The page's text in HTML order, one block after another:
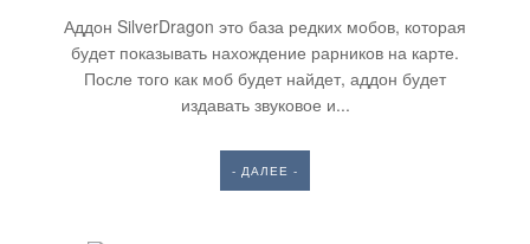
Аддон SilverDragon это база редких мобов, которая
будет показывать нахождение рарников на карте.
После того как моб будет найдет, аддон будет
издавать звуковое и...
- ДАЛЕЕ -